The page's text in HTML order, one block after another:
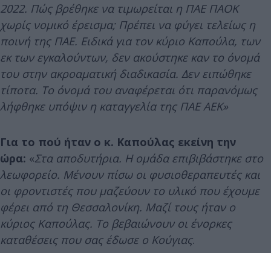
2022. Πώς βρέθηκε να τιμωρείται η ΠΑΕ ΠΑΟΚ
χωρίς νομικό έρεισμα; Πρέπει να φύγει τελείως η
ποινή της ΠΑΕ. Ειδικά για τον κύριο Καπούλα, των
εκ των εγκαλούντων, δεν ακούστηκε καν το όνομά
του στην ακροαματική διαδικασία. Δεν ειπώθηκε
τίποτα. Το όνομά του αναφέρεται ότι παρανόμως
λήφθηκε υπόψιν η καταγγελία της ΠΑΕ ΑΕΚ»
Για το πού ήταν ο κ. Καπούλας εκείνη την
ώρα: «Στα αποδυτήρια. Η ομάδα επιβιβάστηκε στο
λεωφορείο. Μένουν πίσω οι φυσιοθεραπευτές και
οι φροντιστές που μαζεύουν το υλικό που έχουμε
φέρει από τη Θεσσαλονίκη. Μαζί τους ήταν ο
κύριος Καπούλας. Το βεβαιώνουν οι ένορκες
καταθέσεις που σας έδωσε ο Κούγιας.